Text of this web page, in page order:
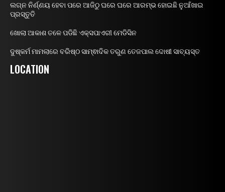
ଲଗ୍ନ ନିର୍ଣ୍ଣୟ ହେବା ପରେ ଆଜିଠୁ ଘରେ ଘରେ ଆରମ୍ଭ ହୋଇଛି ନୁଆଁଖାଇ
ପ୍ରସ୍ତୁତି
ଖୋଲା ଆକାଶ ତଳେ ପଡିଛି ଏକ୍ସପାଏରୀ ମେଡିସିନ
ଦୁଷ୍କର୍ମ ମାମଲାରେ ବରିଷ୍ଠ ସାମ୍ଵାଦିକ ତରୁଣ ତେଜପାଲ ଦୋଷୀ ସାବ୍ୟସ୍ତ
LOCATION